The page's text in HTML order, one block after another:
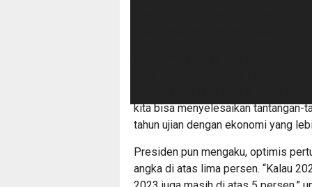
kita bisa menyelesaikan tantangan-
tahun ujian dengan ekonomi yang
Presiden pun mengaku, optimis
angka di atas lima persen. “Kalau